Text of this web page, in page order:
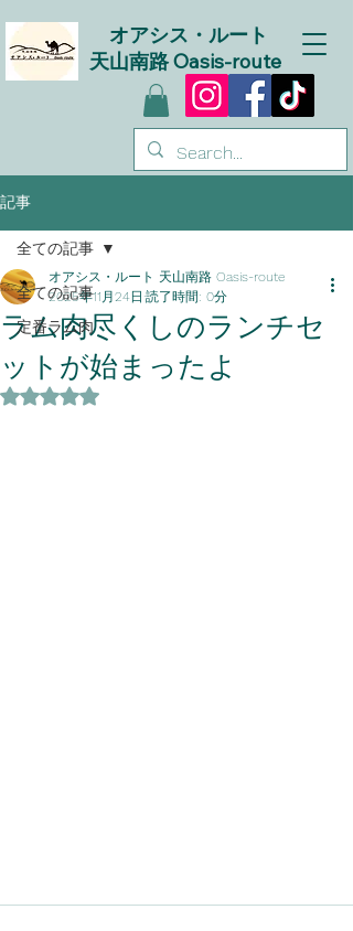
オアシス・ルート
天山南路 Oasis-route
記事
全ての記事
定番ラム肉
全ての記事
ラム肉尽くしのランチセ
ットが始まったよ
オアシス・ルート 天山南路 Oasis-route
2025年11月24日 読了時間: 0分
5つ星のうちNaNと評価されています。